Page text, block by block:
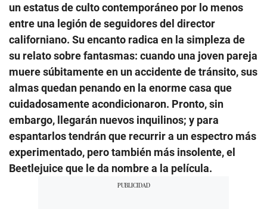
un estatus de culto contemporáneo por lo menos
entre una legión de seguidores del director
californiano. Su encanto radica en la simpleza de
su relato sobre fantasmas: cuando una joven pareja
muere súbitamente en un accidente de tránsito, sus
almas quedan penando en la enorme casa que
cuidadosamente acondicionaron. Pronto, sin
embargo, llegarán nuevos inquilinos; y para
espantarlos tendrán que recurrir a un espectro más
experimentado, pero también más insolente, el
Beetlejuice que le da nombre a la película.